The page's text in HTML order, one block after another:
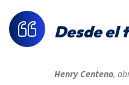
Desde el
Henry Centeno,